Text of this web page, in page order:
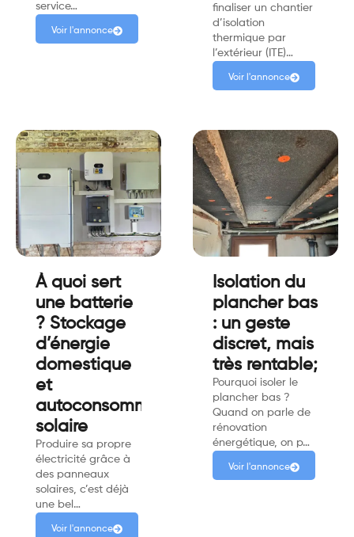
service…
Voir l'annonce
finaliser un chantier
d’isolation
thermique par
l’extérieur (ITE)…
Voir l'annonce
À quoi sert
une batterie
? Stockage
d’énergie
domestique
et
autoconsommation
solaire
Produire sa propre
électricité grâce à
des panneaux
solaires, c’est déjà
une bel…
Voir l'annonce
Isolation du
plancher bas
: un geste
discret, mais
très rentable;
Pourquoi isoler le
plancher bas ?
Quand on parle de
rénovation
énergétique, on p…
Voir l'annonce